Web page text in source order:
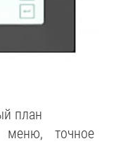
план
меню, точное